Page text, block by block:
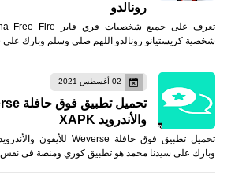
رونالدو
شخصية كريستيانو رونالدو اللهم صلى وسلم وبارك
02 أغسطس 2021
والأندرويد XAPK
وبارك على سيدنا محمد هو تطبيق كوري ومنصة فى نفس